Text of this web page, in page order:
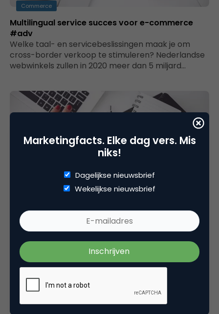
Commerce
Multilingual service succes voor e-commerce
#adv
Welke taal- en servicebeslissingen maak je om
cross-border verkoop te stimuleren? Nederlandse
webwinkels zullen in 2020 meer dan 5 miljard…
#adv
Welke taal- en servicebeslissingen maak je om
cross-border verkoop te stimuleren? Nederlandse
webwinkels zullen in 2020 meer dan 5 miljard…
Marketingfacts. Elke dag vers. Mis
niks!
Dagelijkse nieuwsbrief
Wekelijkse nieuwsbrief